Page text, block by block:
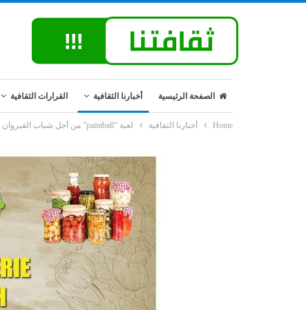
الصفحة الرئيسية أخبارنا الثقافية القرارات الثقافية
Home أخبارنا الثقافية لعبة “paintball” من أجل شباب القيروان